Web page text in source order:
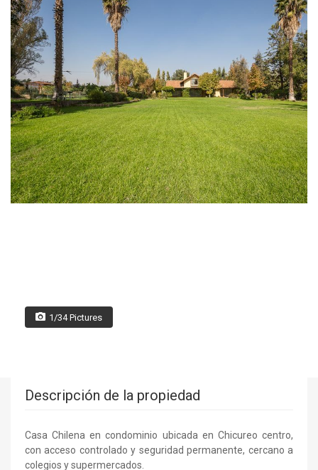
1/34 Pictures
Descripción de la propiedad
Casa Chilena en condominio ubicada en Chicureo centro,
con acceso controlado y seguridad permanente, cercano a
colegios y supermercados.